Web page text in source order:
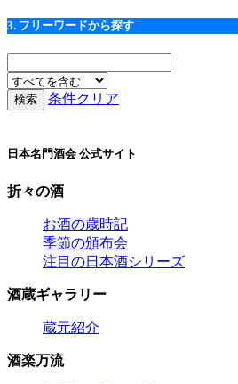
3. フリーワードから探す
条件クリア
日本名門酒会 公式サイト
折々の酒
お酒の歳時記
季節の頒布会
注目の日本酒シリーズ
酒蔵ギャラリー
蔵元紹介
酒楽万流